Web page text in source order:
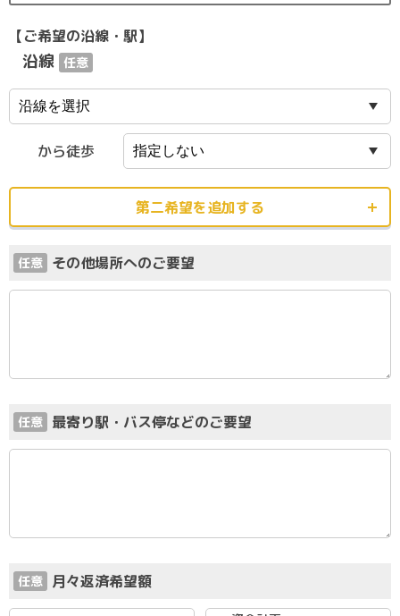
【ご希望の沿線・駅】
沿線 任意
から徒歩
第二希望を追加する
任意 その他場所へのご要望
任意 最寄り駅・バス停などのご要望
任意 月々返済希望額